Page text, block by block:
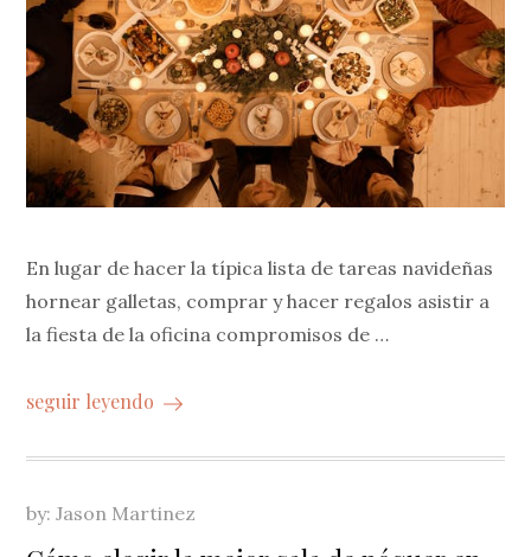
En lugar de hacer la típica lista de tareas navideñas
hornear galletas, comprar y hacer regalos asistir a
la fiesta de la oficina compromisos de …
seguir leyendo
by:Jason Martinez